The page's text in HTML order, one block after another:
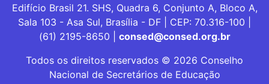
Edifício Brasil 21. SHS, Quadra 6, Conjunto A, Bloco A,
Sala 103 - Asa Sul, Brasília - DF | CEP: 70.316-100 |
(61) 2195-8650 | consed@consed.org.br
Todos os direitos reservados © 2026 Conselho
Nacional de Secretários de Educação